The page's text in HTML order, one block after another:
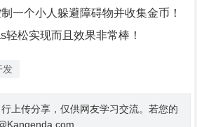
一个小人躲避障碍物并收集金币！
松实现而且效果非常棒！
发
上传分享，仅供网友学习交流。若您的